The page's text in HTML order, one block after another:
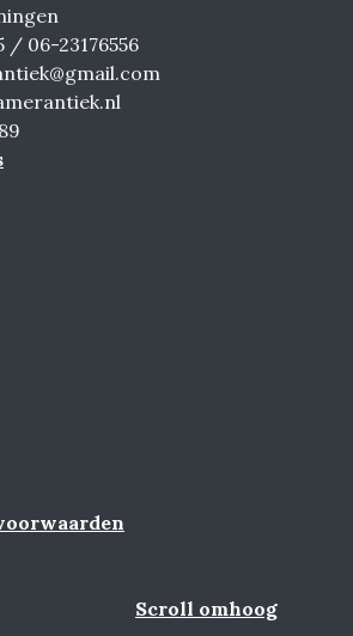
/ 06-23176556
Scroll omhoog